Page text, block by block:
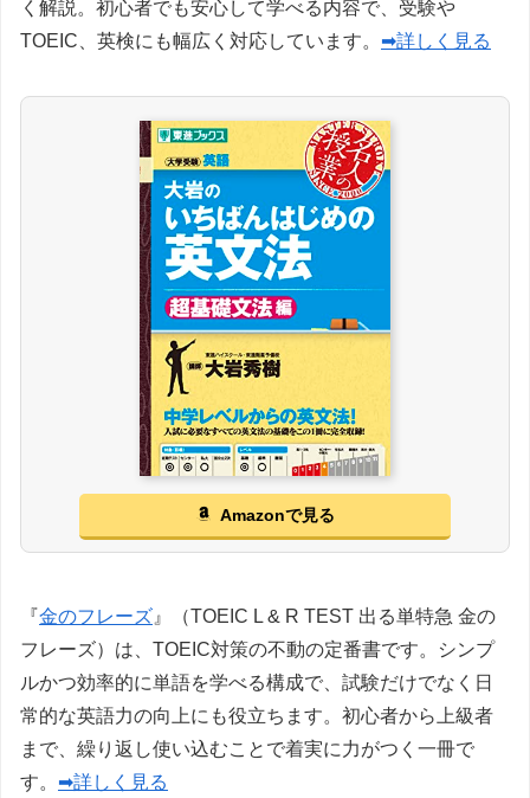
く解説。初心者でも安心して学べる内容で、受験や
TOEIC、英検にも幅広く対応しています。 ➡詳しく見る
Amazonで見る
『金のフレーズ 』（TOEIC L & R TEST 出る単特急 金の
フレーズ）は、TOEIC対策の不動の定番書です。シンプ
ルかつ効率的に単語を学べる構成で、試験だけでなく日
常的な英語力の向上にも役立ちます。初心者から上級者
まで、繰り返し使い込むことで着実に力がつく一冊で
す。 ➡詳しく見る